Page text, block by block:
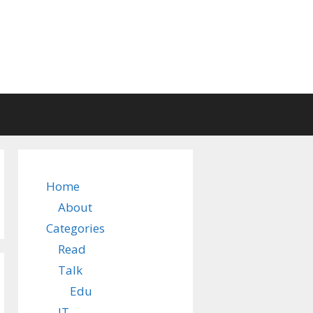
Home
About
Categories
Read
Talk
Edu